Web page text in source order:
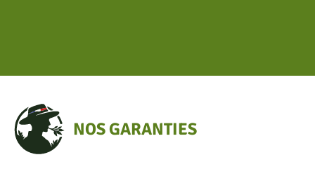
NOS GARANTIES